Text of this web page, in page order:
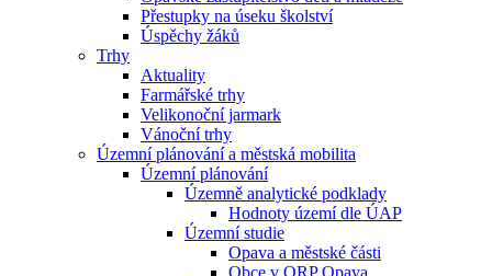
Přestupky na úseku školství
Úspěchy žáků
Trhy
Aktuality
Farmářské trhy
Velikonoční jarmark
Vánoční trhy
Územní plánování a městská mobilita
Územní plánování
Územně analytické podklady
Hodnoty území dle ÚAP
Územní studie
Opava a městské části